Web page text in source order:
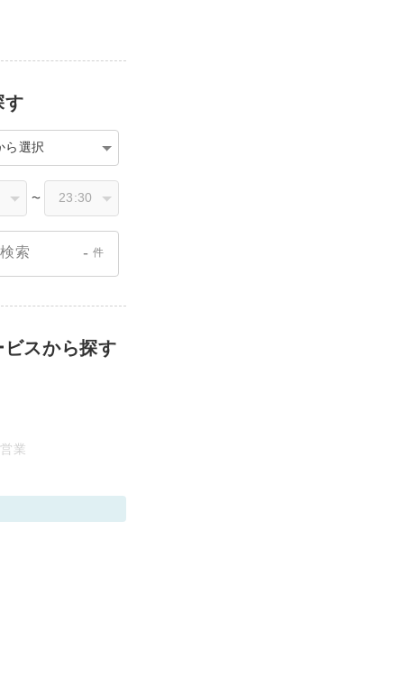
す
ら選択
〜
索 - 件
スから探す
業